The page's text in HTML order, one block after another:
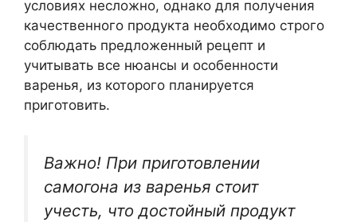
условиях несложно, однако для получения
качественного продукта необходимо строго
соблюдать предложенный рецепт и
учитывать все нюансы и особенности
варенья, из которого планируется
приготовить.
Важно! При приготовлении
самогона из варенья стоит
учесть, что достойный продукт